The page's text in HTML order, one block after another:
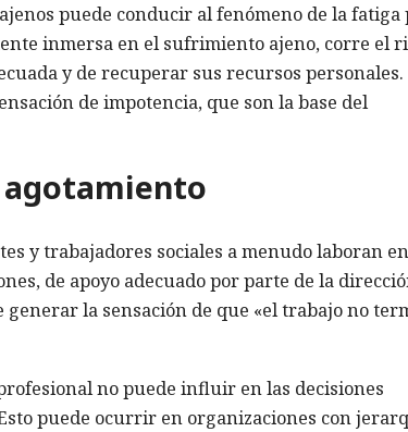
puede conducir al fenómeno de la fatiga
inmersa en el sufrimiento ajeno, corre el
y de recuperar sus recursos personales.
de impotencia, que son la base del
y trabajadores sociales a menudo laboran en
de apoyo adecuado por parte de la
la sensación de que «el trabajo no
no puede influir en las decisiones
puede ocurrir en organizaciones con